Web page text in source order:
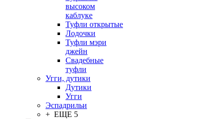
высоком
каблуке
Туфли открытые
Лодочки
Туфли мэри
джейн
Свадебные
туфли
Угги, дутики
Дутики
Угги
Эспадрильи
+ ЕЩЕ 5